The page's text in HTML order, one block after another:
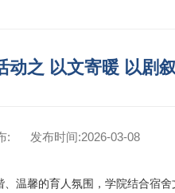
动之 以文寄暖 以剧
: 发布时间:2026-03-08
馨的育人氛围，学院结合宿